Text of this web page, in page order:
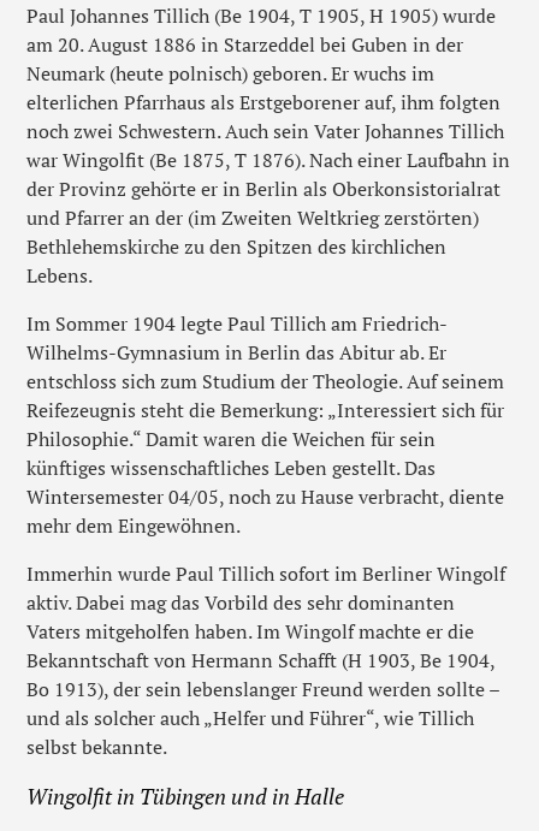
Paul Johannes Tillich (Be 1904, T 1905, H 1905) wurde
am 20. August 1886 in Starzeddel bei Guben in der
Neumark (heute polnisch) geboren. Er wuchs im
elterlichen Pfarrhaus als Erstgeborener auf, ihm folgten
noch zwei Schwestern. Auch sein Vater Johannes Tillich
war Wingolfit (Be 1875, T 1876). Nach einer Laufbahn in
der Provinz gehörte er in Berlin als Oberkonsistorialrat
und Pfarrer an der (im Zweiten Weltkrieg zerstörten)
Bethlehemskirche zu den Spitzen des kirchlichen
Lebens.
Im Sommer 1904 legte Paul Tillich am Friedrich-
Wilhelms-Gymnasium in Berlin das Abitur ab. Er
entschloss sich zum Studium der Theologie. Auf seinem
Reifezeugnis steht die Bemerkung: „Interessiert sich für
Philosophie.“ Damit waren die Weichen für sein
künftiges wissenschaftliches Leben gestellt. Das
Wintersemester 04/05, noch zu Hause verbracht, diente
mehr dem Eingewöhnen.
Immerhin wurde Paul Tillich sofort im Berliner Wingolf
aktiv. Dabei mag das Vorbild des sehr dominanten
Vaters mitgeholfen haben. Im Wingolf machte er die
Bekanntschaft von Hermann Schafft (H 1903, Be 1904,
Bo 1913), der sein lebenslanger Freund werden sollte –
und als solcher auch „Helfer und Führer“, wie Tillich
selbst bekannte.
Wingolfit in Tübingen und in Halle